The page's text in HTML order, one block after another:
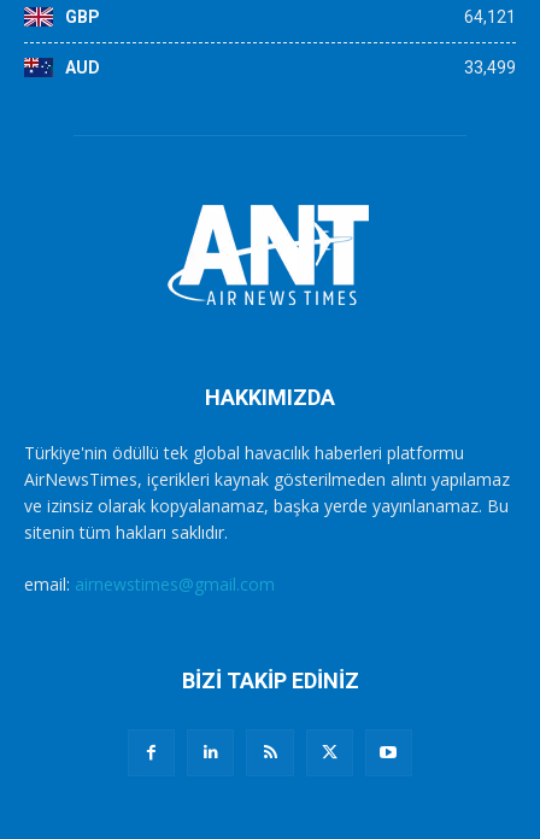
GBP 64,121
AUD 33,499
HAKKIMIZDA
Türkiye'nin ödüllü tek global havacılık haberleri platformu
AirNewsTimes, içerikleri kaynak gösterilmeden alıntı yapılamaz
ve izinsiz olarak kopyalanamaz, başka yerde yayınlanamaz. Bu
sitenin tüm hakları saklıdır.
email: airnewstimes@gmail.com
BİZİ TAKİP EDİNİZ